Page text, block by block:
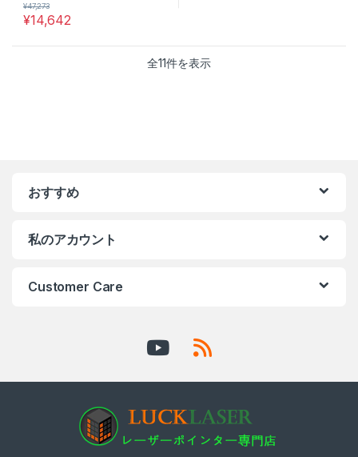
¥14,642
¥47,273
この商品には複数のバリエーションがあります。 オプションは商
全11件を表示
おすすめ
私のアカウント
Customer Care